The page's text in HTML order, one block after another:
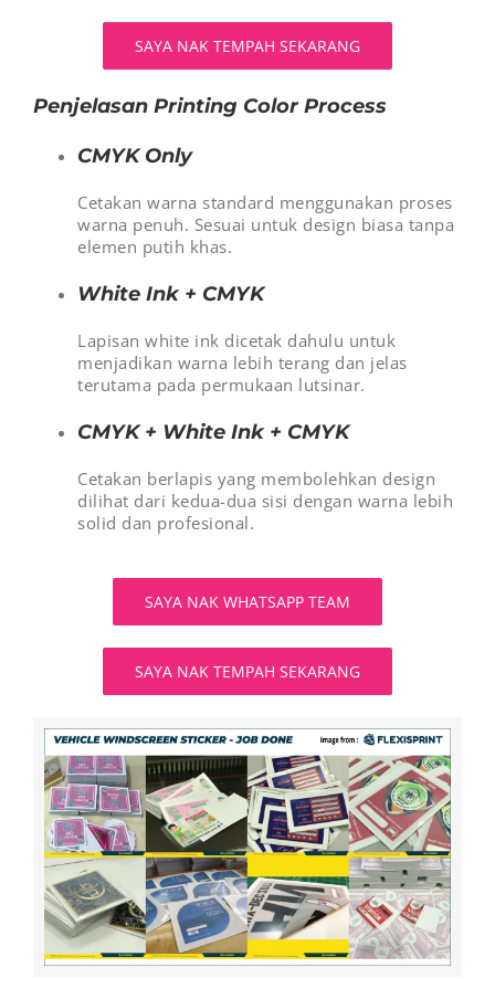
SAYA NAK TEMPAH SEKARANG
Penjelasan Printing Color Process
CMYK Only
Cetakan warna standard menggunakan proses
warna penuh. Sesuai untuk design biasa tanpa
elemen putih khas.
White Ink + CMYK
Lapisan white ink dicetak dahulu untuk
menjadikan warna lebih terang dan jelas
terutama pada permukaan lutsinar.
CMYK + White Ink + CMYK
Cetakan berlapis yang membolehkan design
dilihat dari kedua-dua sisi dengan warna lebih
solid dan profesional.
SAYA NAK WHATSAPP TEAM
SAYA NAK TEMPAH SEKARANG